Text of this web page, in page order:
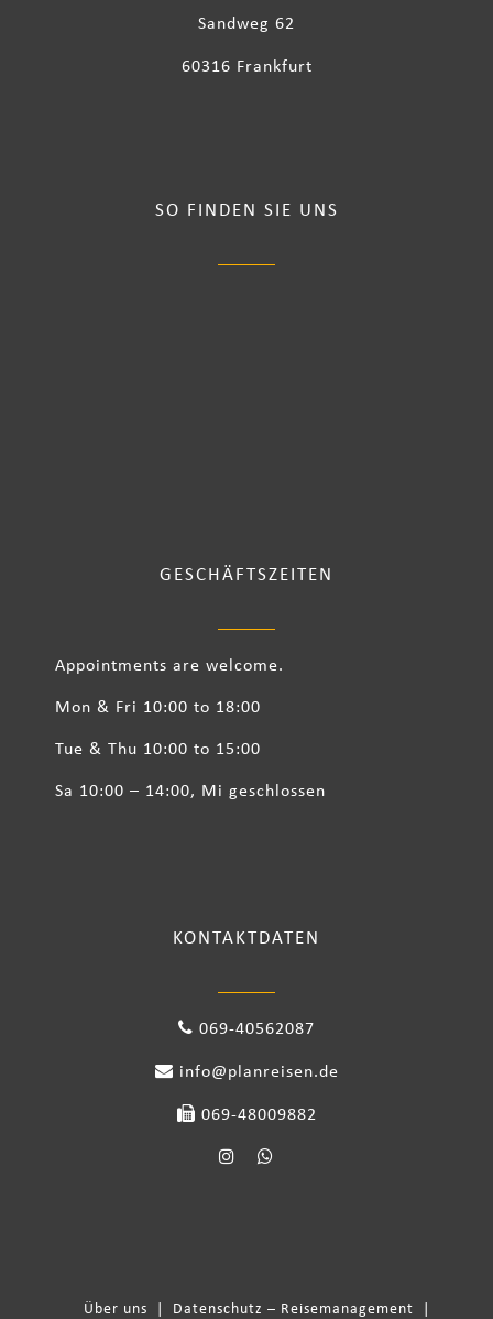
Sandweg 62
60316 Frankfurt
SO FINDEN SIE UNS
GESCHÄFTSZEITEN
Appointments are welcome.
Mon & Fri 10:00 to 18:00
Tue & Thu 10:00 to 15:00
Sa 10:00 – 14:00, Mi geschlossen
KONTAKTDATEN
069-40562087
info@planreisen.de
069-48009882
Über uns Datenschutz – Reisemanagement